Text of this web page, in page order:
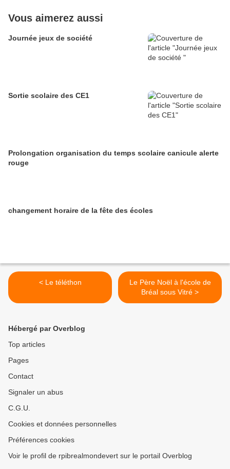
Vous aimerez aussi
Journée jeux de société
Sortie scolaire des CE1
Prolongation organisation du temps scolaire canicule alerte
rouge
changement horaire de la fête des écoles
< Le téléthon
Le Père Noël à l'école de
Bréal sous Vitré >
Hébergé par Overblog
Top articles
Pages
Contact
Signaler un abus
C.G.U.
Cookies et données personnelles
Préférences cookies
Voir le profil de rpibrealmondevert sur le portail Overblog